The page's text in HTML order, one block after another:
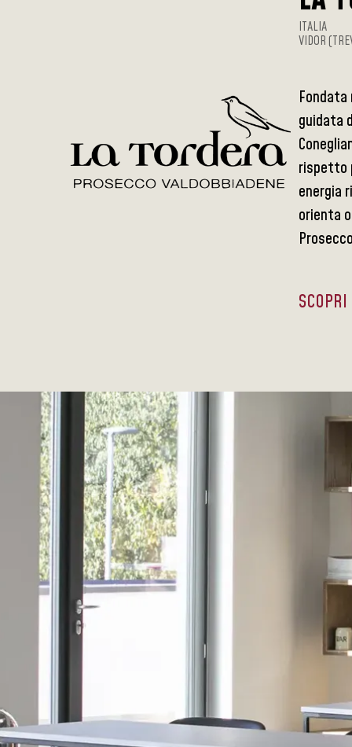
ITALIA
VIDOR
Fondata
guidata
rispetto
energia
orienta